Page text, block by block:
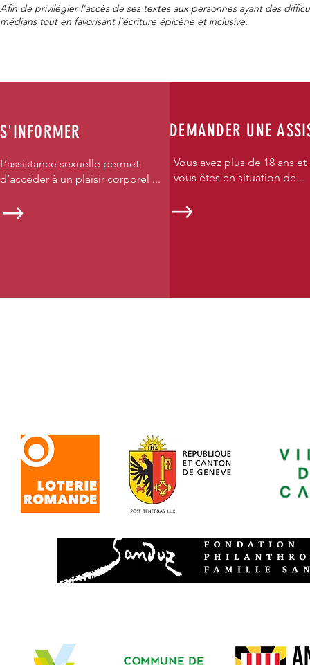
Afin de privilégier l'accès de ses textes aux personnes ayant des
médians tout en favorisant l’écriture épicène et inclusive.
S'INFORMER
L’assistance sexuelle permet
d’accéder à un plaisir corporel ...
DEMANDER UNE
Vous avez plus de 18 ans et
vous êtes en situation de...